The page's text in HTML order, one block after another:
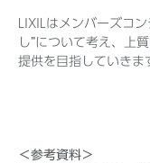
LIXILはメンバーズコ
し”について考え、上
提供を目指していきま
＜参考資料＞